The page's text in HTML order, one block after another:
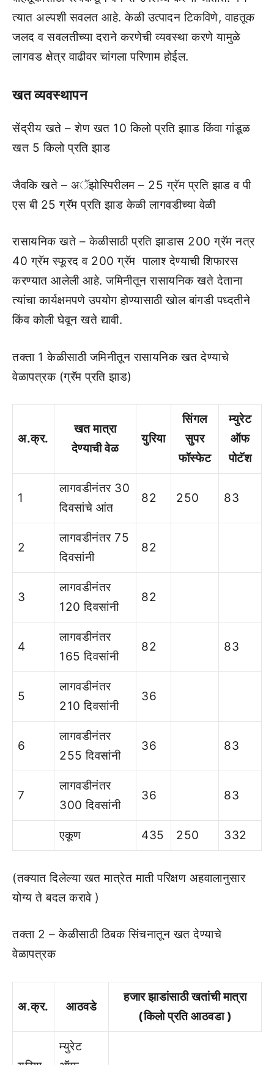
त्‍यात अल्‍पशी सवलत आहे. केळी उत्‍पादन टिकविणे, वाहतूक
जलद व सवलतीच्‍या दराने करणेची व्‍यवस्‍था करणे यामुळे
लागवड क्षेत्र वाढीवर चांगला परिणाम होईल.
खत व्‍यवस्‍थापन
सेंद्रीय खते – शेण खत 10 किलो प्रति झााड किंवा गांडूळ
खत 5 किलो प्रति झाड
जैवकि खते – अॅझोस्पिरीलम – 25 ग्रॅम प्रति झाड व पी
एस बी 25 ग्रॅम प्रति झाड केळी लागवडीच्‍या वेळी
रासायनिक खते – केळीसाठी प्रति झाडास 200 ग्रॅम नत्र
40 ग्रॅम स्‍फूरद व 200 ग्रॅम पालाश्‍ देण्‍याची शिफारस
करण्‍यात आलेली आहे. जमिनीतून रासायनिक खते देताना
त्‍यांचा कार्यक्षमपणे उपयोग होण्‍यासाठी खोल बांगडी पध्‍दतीने
किंव कोली घेवून खते द्यावी.
तक्‍ता 1 केळीसाठी जमिनीतून रासायनिक खत देण्‍याचे
वेळापत्रक (ग्रॅम प्रति झाड)
अ.क्र.
खत मात्रा
देण्‍याची वेळ
युरिया
सिंगल
सुपर
फॉस्‍फेट
म्‍युरेट
ऑफ
पोटॅश
1
लागवडीनंतर 30
दिवसांचे आंत
82 250 83
2
लागवडीनंतर 75
दिवसांनी
82
3
लागवडीनंतर
120 दिवसांनी
82
4
लागवडीनंतर
165 दिवसांनी
82 83
5
लागवडीनंतर
210 दिवसांनी
36
6
लागवडीनंतर
255 दिवसांनी
36 83
7
लागवडीनंतर
300 दिवसांनी
36 83
एकूण 435 250 332
(तक्‍यात दिलेल्‍या खत मात्रेत माती परिक्षण अहवालानुसार
योग्‍य ते बदल करावे )
तक्‍ता 2 – केळीसाठी ठिबक सिंचनातून खत देण्‍याचे
वेळापत्रक
अ.क्र. आठवडे
हजार झाडांसाठी खतांची मात्रा
(किलो प्रति आठवडा )
म्‍युरेट